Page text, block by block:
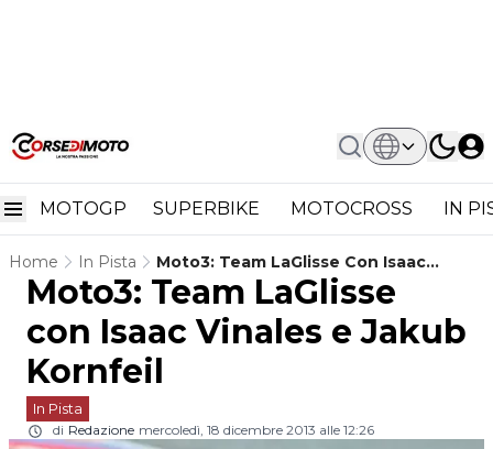
MOTOGP SUPERBIKE MOTOCROSS IN
Home In Pista
Moto3: Team LaGlisse Con Isaac
Vinales E Jakub Kornfeil
Moto3: Team LaGlisse
con Isaac Vinales e Jakub
Kornfeil
In Pista
di Redazione mercoledì, 18 dicembre 2013 alle 12:26